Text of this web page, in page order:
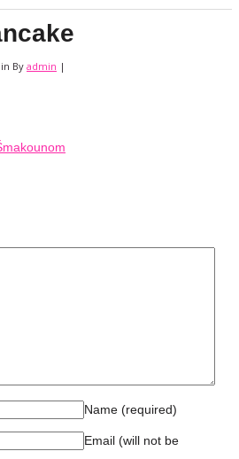
in By admin |
Name (required)
Email (will not be